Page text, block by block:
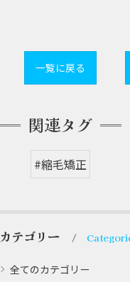
一覧に戻る
関連タグ
#縮毛矯正
カテゴリー
全てのカテゴリー